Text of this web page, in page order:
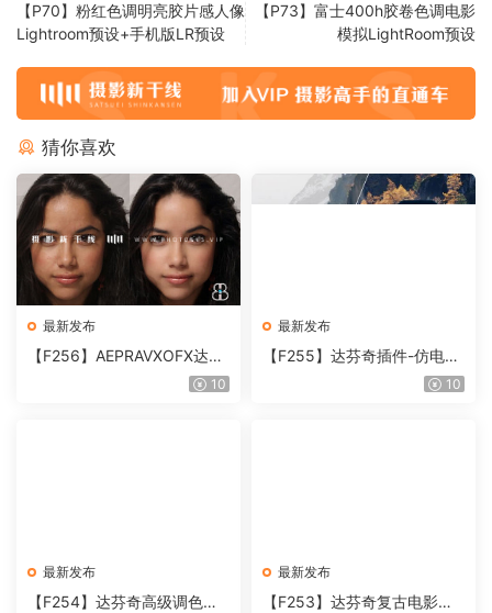
【P70】粉红色调明亮胶片感人像
Lightroom预设+手机版LR预设
【P73】富士400h胶卷色调电影
模拟LightRoom预设
猜你喜欢
最新发布
【F256】AEPRAVXOFX达芬
奇视频人像磨皮润肤美颜插件
10
最新发布
【F255】达芬奇插件-仿电影
胶片视频调色插件 ARRI Film
10
最新发布
【F254】达芬奇高级调色插
最新发布
【F253】达芬奇复古电影胶